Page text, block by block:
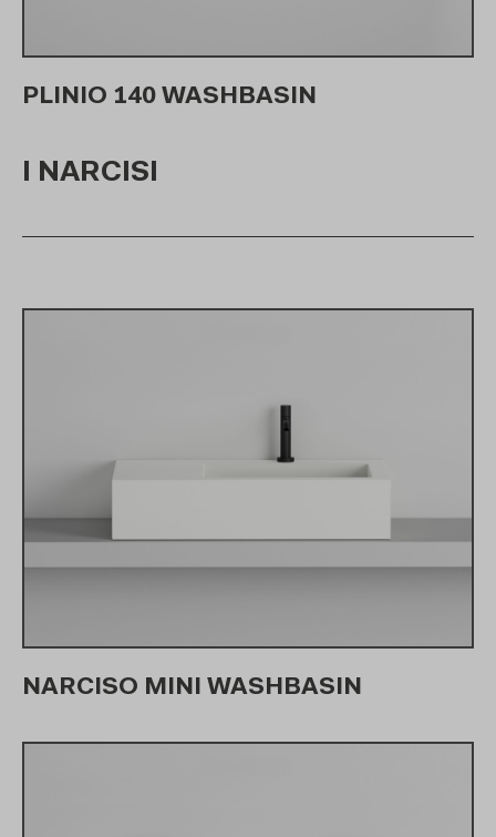
PLINIO 140 WASHBASIN
I NARCISI
NARCISO MINI WASHBASIN